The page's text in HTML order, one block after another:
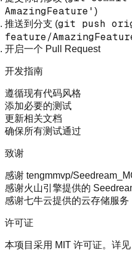
AmazingFeature' )
推送到分支 (git push
feature/
开启一个 Pull Request
开发指南
遵循现有代码风格
添加必要的测试
更新相关文档
确保所有测试通过
致谢
感谢 tengmmvp/
感谢火山引擎提供的
感谢七牛云提供的云存储服务
许可证
本项目采用 MIT 许可证。详见